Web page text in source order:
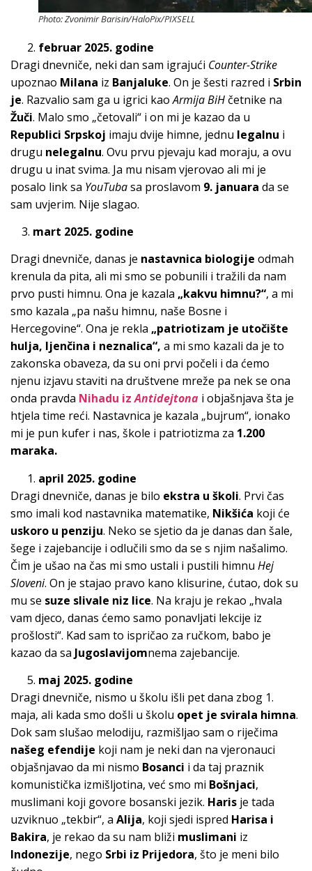
Photo: Zvonimir Barisin/HaloPix/PIXSELL
februar 2025. godine
Dragi dnevniče, neki dan sam igrajući Counter-Strike
upoznao Milana iz Banjaluke. On je šesti razred i Srbin
je. Razvalio sam ga u igrici kaoArmija BiH četnike na
Žuči. Malo smo „četovali“ i on mi je kazao da u
Republici Srpskoj imaju dvije himne, jednu legalnu i
drugu nelegalnu. Ovu prvu pjevaju kad moraju, a ovu
drugu u inat svima. Ja mu nisam vjerovao ali mi je
posalo link sa YouTubasa proslavom 9. januara da se
sam uvjerim. Nije slagao.
3. mart 2025. godine
Dragi dnevniče, danas je nastavnica biologije odmah
krenula da pita, ali mi smo se pobunili i tražili da nam
prvo pusti himnu. Ona je kazala „kakvu himnu?“, a mi
smo kazala „pa našu himnu, naše Bosne i
Hercegovine“. Ona je rekla „patriotizam je utočište
hulja, ljenčina i neznalica“, a mi smo kazali da je to
zakonska obaveza, da su oni prvi počeli i da ćemo
njenu izjavu staviti na društvene mreže pa nek se ona
onda pravda Nihadu izAntidejtona i objašnjava šta je
htjela time reći. Nastavnica je kazala „bujrum“, ionako
mi je pun kufer i nas, škole i patriotizma za 1.200
maraka.
april 2025. godine
Dragi dnevniče, danas je bilo ekstra u školi. Prvi čas
smo imali kod nastavnika matematike, Nikšića koji će
uskoro u penziju. Neko se sjetio da je danas dan šale,
šege i zajebancije i odlučili smo da se s njim našalimo.
Čim je ušao na čas mi smo ustali i pustili himnu Hej
Sloveni. On je stajao pravo kano klisurine, ćutao, dok su
mu se suze slivale niz lice. Na kraju je rekao „hvala
vam djeco, danas ćemo samo ponavljati lekcije iz
prošlosti“. Kad sam to ispričao za ručkom, babo je
kazao da sa Jugoslavijomnema zajebancije.
maj 2025. godine
Dragi dnevniče, nismo u školu išli pet dana zbog 1.
maja, ali kada smo došli u školu opet je svirala himna.
Dok sam slušao melodiju, razmišljao sam o riječima
našeg efendije koji nam je neki dan na vjeronauci
objašnjavao da mi nismo Bosanci i da taj praznik
komunistička izmišljotina, već smo mi Bošnjaci,
muslimani koji govore bosanski jezik. Haris je tada
uzviknuo „tekbir“, a Alija, koji sjedi ispred Harisa i
Bakira, je rekao da su nam bliži muslimani iz
Indonezije, nego Srbi iz Prijedora, što je meni bilo